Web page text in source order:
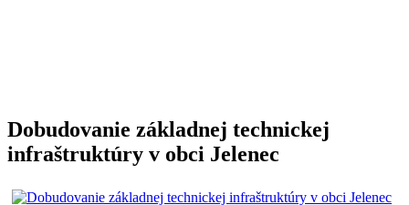
Dobudovanie základnej technickej
infraštruktúry v obci Jelenec